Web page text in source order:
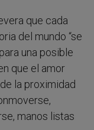
que cada
del mundo “se
una posible
que el amor
la proximidad
manos listas